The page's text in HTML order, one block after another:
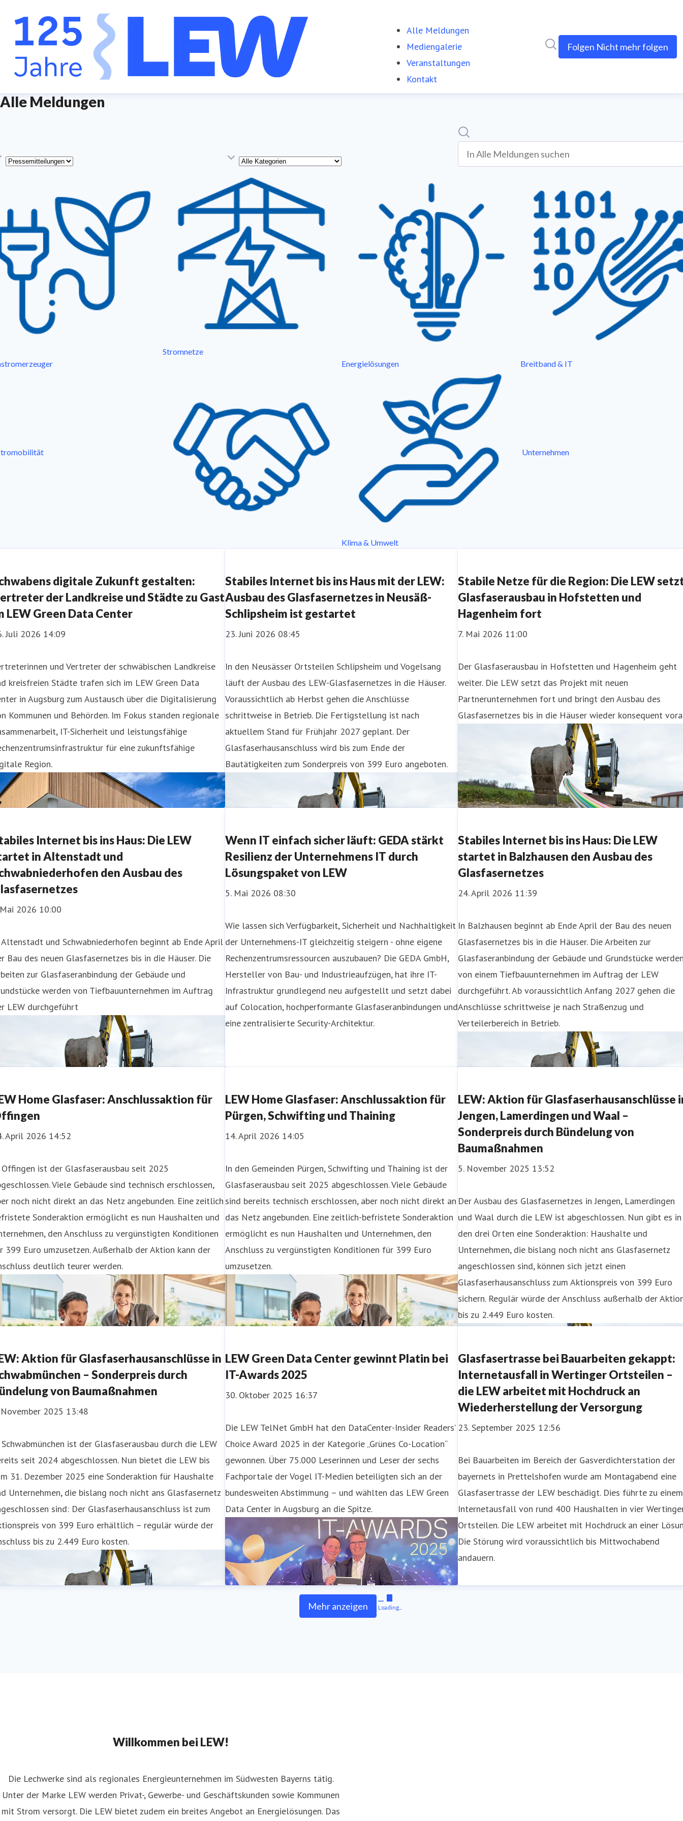
Alle Meldungen
Mediengalerie
Veranstaltungen
Kontakt
Folgen Nicht mehr folgen
Alle Meldungen
Kategorie
Suche
In alle meldungen suchen
Stromnetze
Energielösungen
Breitband & IT
Klima & Umwelt
Unternehmen
digitale Zukunft gestalten:
der Landkreise und Städte zu Gast
LEW Green Data Center
Juli 2026 14:09
und Vertreter der schwäbischen Landkreise
kreisfreien Städte trafen sich im LEW Green Data
in Augsburg zum Austausch über die Digitalisierung
Kommunen und Behörden. Im Fokus standen regionale
IT-Sicherheit und leistungsfähige
für eine zukunftsfähige
Region.
Stabiles Internet bis ins Haus mit der LEW:
Ausbau des Glasfasernetzes in Neusäß-
Schlipsheim ist gestartet
23. Juni 2026 08:45
In den Neusässer Ortsteilen Schlipsheim und Vogelsang
läuft der Ausbau des LEW-Glasfasernetzes in die Häuser.
Voraussichtlich ab Herbst gehen die Anschlüsse
schrittweise in Betrieb. Die Fertigstellung ist nach
aktuellem Stand für Frühjahr 2027 geplant. Der
Glasfaserhausanschluss wird bis zum Ende der
Bautätigkeiten zum Sonderpreis von 399 Euro angeboten.
Stabile Netze für die Region: Die LEW
Glasfaserausbau in Hofstetten und
Hagenheim fort
7. Mai 2026 11:00
Der Glasfaserausbau in Hofstetten und Hagenheim geht
weiter. Die LEW setzt das Projekt mit neuen
Partnerunternehmen fort und bringt den Ausbau des
Glasfasernetzes bis in die Häuser wieder konsequent
Internet bis ins Haus: Die LEW
in Altenstadt und
den Ausbau des
2026 10:00
und Schwabniederhofen beginnt ab Ende April
Bau des neuen Glasfasernetzes bis in die Häuser. Die
zur Glasfaseranbindung der Gebäude und
werden von Tiefbauunternehmen im Auftrag
LEW durchgeführt
Wenn IT einfach sicher läuft: GEDA stärkt
Resilienz der Unternehmens IT durch
Lösungspaket von LEW
5. Mai 2026 08:30
Wie lassen sich Verfügbarkeit, Sicherheit und Nachhaltigkeit
der Unternehmens-IT gleichzeitig steigern - ohne eigene
Rechenzentrumsressourcen auszubauen? Die GEDA GmbH,
Hersteller von Bau- und Industrieaufzügen, hat ihre IT-
Infrastruktur grundlegend neu aufgestellt und setzt dabei
auf Colocation, hochperformante Glasfaseranbindungen und
eine zentralisierte Security-Architektur.
Stabiles Internet bis ins Haus: Die LEW
startet in Balzhausen den Ausbau des
Glasfasernetzes
24. April 2026 11:39
In Balzhausen beginnt ab Ende April der Bau des neuen
Glasfasernetzes bis in die Häuser. Die Arbeiten zur
Glasfaseranbindung der Gebäude und Grundstücke
von einem Tiefbauunternehmen im Auftrag der LEW
durchgeführt. Ab voraussichtlich Anfang 2027 gehen die
Anschlüsse schrittweise je nach Straßenzug und
Verteilerbereich in Betrieb.
Home Glasfaser: Anschlussaktion für
April 2026 14:52
ist der Glasfaserausbau seit 2025
Viele Gebäude sind technisch erschlossen,
noch nicht direkt an das Netz angebunden. Eine zeitlich
Sonderaktion ermöglicht es nun Haushalten und
den Anschluss zu vergünstigten Konditionen
399 Euro umzusetzen. Außerhalb der Aktion kann der
deutlich teurer werden.
LEW Home Glasfaser: Anschlussaktion für
Pürgen, Schwifting und Thaining
14. April 2026 14:05
In den Gemeinden Pürgen, Schwifting und Thaining ist der
Glasfaserausbau seit 2025 abgeschlossen. Viele Gebäude
sind bereits technisch erschlossen, aber noch nicht direkt an
das Netz angebunden. Eine zeitlich-befristete Sonderaktion
ermöglicht es nun Haushalten und Unternehmen, den
Anschluss zu vergünstigten Konditionen für 399 Euro
umzusetzen.
LEW: Aktion für Glasfaserhausanschlüsse
Jengen, Lamerdingen und Waal –
Sonderpreis durch Bündelung von
Baumaßnahmen
5. November 2025 13:52
Der Ausbau des Glasfasernetzes in Jengen, Lamerdingen
und Waal durch die LEW ist abgeschlossen. Nun gibt es in
den drei Orten eine Sonderaktion: Haushalte und
Unternehmen, die bislang noch nicht ans Glasfasernetz
angeschlossen sind, können sich jetzt einen
Glasfaserhausanschluss zum Aktionspreis von 399 Euro
sichern. Regulär würde der Anschluss außerhalb der
bis zu 2.449 Euro kosten.
Aktion für Glasfaserhausanschlüsse in
– Sonderpreis durch
von Baumaßnahmen
2025 13:48
ist der Glasfaserausbau durch die LEW
seit 2024 abgeschlossen. Nun bietet die LEW bis
31. Dezember 2025 eine Sonderaktion für Haushalte
Unternehmen, die bislang noch nicht ans Glasfasernetz
sind: Der Glasfaserhausanschluss ist zum
von 399 Euro erhältlich – regulär würde der
bis zu 2.449 Euro kosten.
LEW Green Data Center gewinnt Platin bei
IT-Awards 2025
30. Oktober 2025 16:37
Die LEW TelNet GmbH hat den DataCenter-Insider Readers’
Choice Award 2025 in der Kategorie „Grünes Co-Location“
gewonnen. Über 75.000 Leserinnen und Leser der sechs
Fachportale der Vogel IT-Medien beteiligten sich an der
bundesweiten Abstimmung – und wählten das LEW Green
Data Center in Augsburg an die Spitze.
Glasfasertrasse bei Bauarbeiten gekappt:
Internetausfall in Wertinger Ortsteilen –
die LEW arbeitet mit Hochdruck an
Wiederherstellung der Versorgung
23. September 2025 12:56
Bei Bauarbeiten im Bereich der Gasverdichterstation der
bayernets in Prettelshofen wurde am Montagabend eine
Glasfasertrasse der LEW beschädigt. Dies führte zu einem
Internetausfall von rund 400 Haushalten in vier
Ortsteilen. Die LEW arbeitet mit Hochdruck an einer
Die Störung wird voraussichtlich bis Mittwochabend
andauern.
Mehr anzeigen Loading...
Willkommen bei LEW!
Die Lechwerke sind als regionales Energieunternehmen im Südwesten Bayerns tätig.
Unter der Marke LEW werden Privat-, Gewerbe- und Geschäftskunden sowie Kommunen
mit Strom versorgt. Die LEW bietet zudem ein breites Angebot an Energielösungen. Das